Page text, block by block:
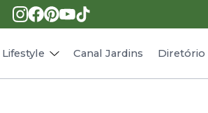
Lifestyle
Receitas
Canal Jardins Diretório